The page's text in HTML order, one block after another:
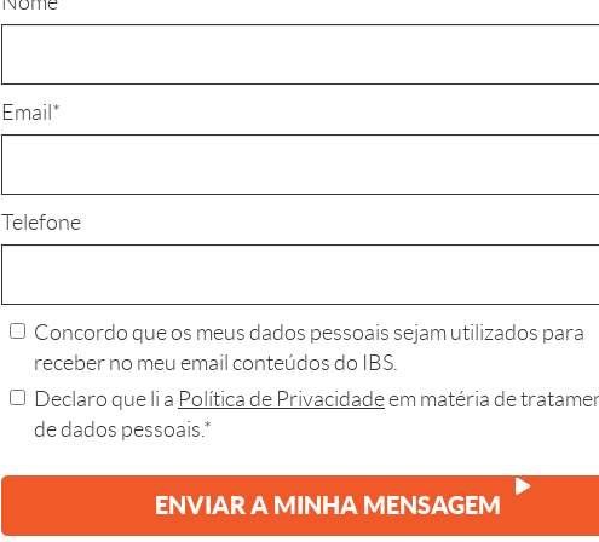
Email*
Telefone
Concordo que os meus dados pessoais sejam utilizados para
receber no meu email conteúdos do IBS.
Declaro que li a Política de Privacidadeem matéria de
de dados pessoais.*